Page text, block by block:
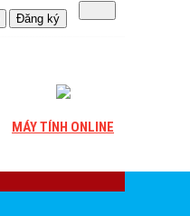
Đăng ký
MÁY TÍNH ONLINE